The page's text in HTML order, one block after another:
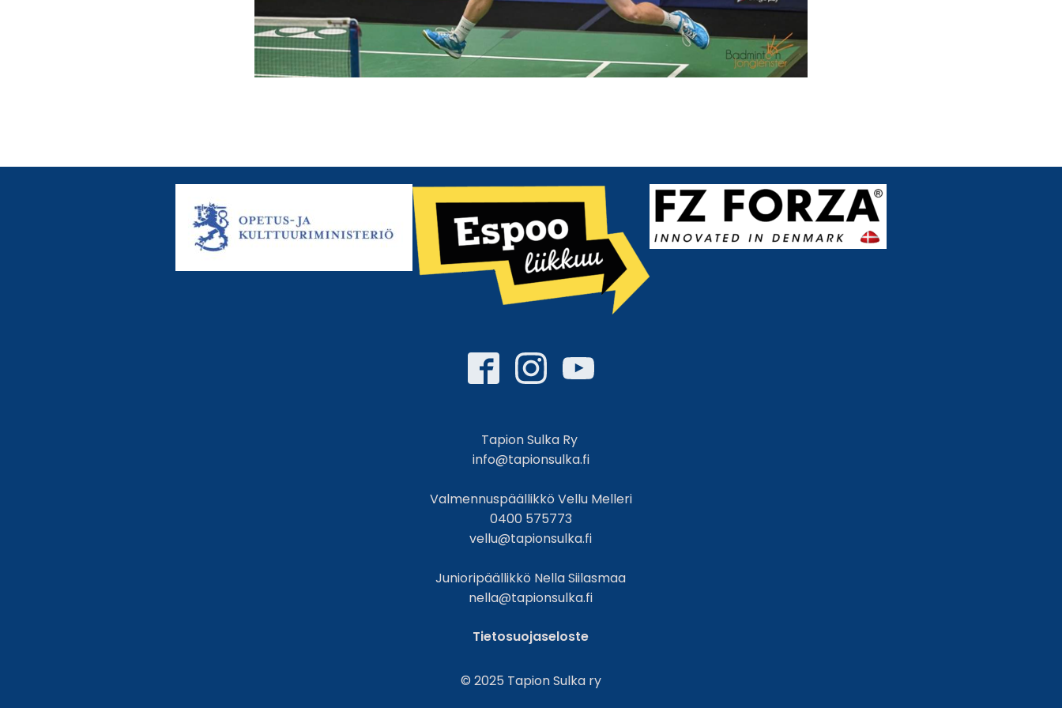
Tapion Sulka Ry
info@tapionsulka.fi
Valmennuspäällikkö Vellu Melleri
0400 575773
vellu@tapionsulka.fi
Junioripäällikkö Nella Siilasmaa
nella@tapionsulka.fi
Tietosuojaseloste
© 2025 Tapion Sulka ry